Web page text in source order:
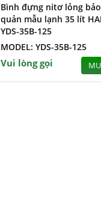
Bình đựng nitơ lỏng bảo
quản mẫu lạnh 35 lít
YDS-35B-125
MODEL: YDS-35B-125
Vui lòng gọi